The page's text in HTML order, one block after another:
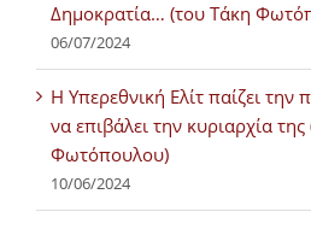
Δημοκρατία… (του Τάκη
06/07/2024
H Υπερεθνική Ελίτ παίζει την
να επιβάλει την κυριαρχία
Φωτόπουλου)
10/06/2024